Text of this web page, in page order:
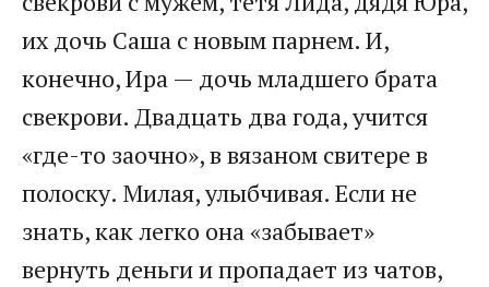
их дочь Саша с новым парнем. И,
конечно, Ира — дочь младшего брата
свекрови. Двадцать два года, учится
«где-то заочно», в вязаном свитере в
полоску. Милая, улыбчивая. Если не
знать, как легко она «забывает»
вернуть деньги и пропадает из чатов,